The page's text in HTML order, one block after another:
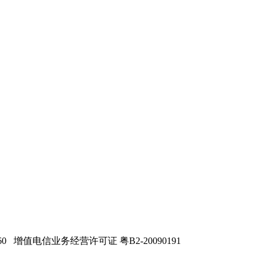
增值电信业务经营许可证 粤B2-20090191